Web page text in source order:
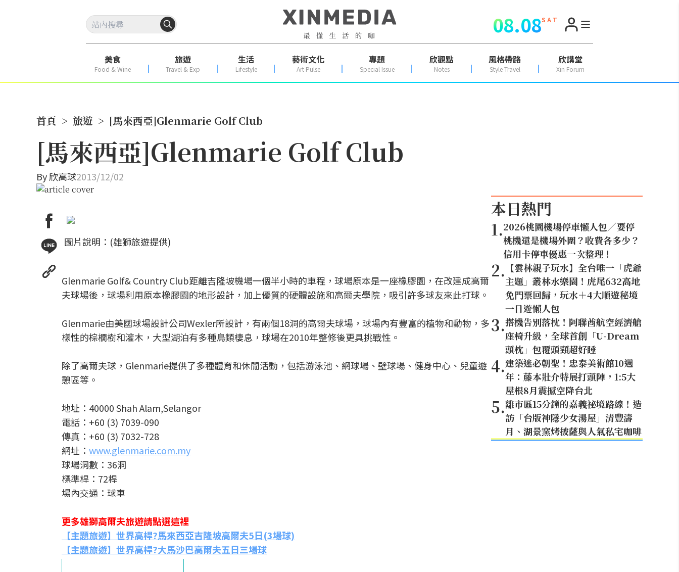
08.08S A T
美食
Food & Wine
旅遊
Travel & Exp
生活
Lifestyle
藝術文化
Art Pulse
專題
Special Issue
欣觀點
Notes
風格帶路
Style Travel
欣講堂
Xin Forum
首頁 > 旅遊 > [馬來西亞]Glenmarie Golf Club
[馬來西亞]Glenmarie Golf Club
By欣高球2013/12/02
圖片說明：(雄獅旅遊提供)
Glenmarie Golf& Country Club距離吉隆坡機場一個半小時的車程，球場原本是一座橡膠園，在改建成高爾
夫球場後，球場利用原本橡膠園的地形設計，加上優質的硬體設施和高爾夫學院，吸引許多球友來此打球。
Glenmarie由美國球場設計公司Wexler所設計，有兩個18洞的高爾夫球場，球場內有豐富的植物和動物，多
樣性的棕櫚樹和灌木，大型湖泊有多種鳥類棲息，球場在2010年整修後更具挑戰性。
除了高爾夫球，Glenmarie提供了多種體育和休閒活動，包括游泳池、網球場、壁球場、健身中心、兒童遊
憩區等。
地址：40000 Shah Alam,Selangor
電話：+60 (3) 7039-090
傳真：+60 (3) 7032-728
網址： www.glenmarie.com.my
球場洞數：36洞
標準桿：72桿
場內交通：球車
更多雄獅高爾夫旅遊請點選這裡
【主題旅遊】世界高桿?馬來西亞吉隆坡高爾夫5日(3場球)
【主題旅遊】世界高桿?大馬沙巴高爾夫五日三場球
本日熱門
1.2026桃園機場停車懶人包／要停
桃機還是機場外圍？收費各多少？
信用卡停車優惠一次整理！
2. 【雲林親子玩水】全台唯一「虎爺
主題」叢林水樂園！虎尾632高地
免門票回歸，玩水＋4大順遊秘境
一日遊懶人包
3.搭機告別落枕！阿聯酋航空經濟艙
座椅升級，全球首創「U-Dream
頭枕」包覆頭頸超好睡
4.建築迷必朝聖！忠泰美術館10週
年：藤本壯介特展打頭陣，1:5大
屋根8月震撼空降台北
5.離市區15分鐘的嘉義祕境路線！造
訪「台版神隱少女湯屋」清豐濤
月、湖景窯烤披薩與人氣私宅咖啡